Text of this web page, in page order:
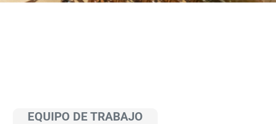
EQUIPO DE TRABAJO